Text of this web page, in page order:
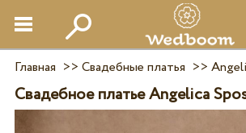
Главная >> Свадебные платья >>
Свадебное платье Angelica